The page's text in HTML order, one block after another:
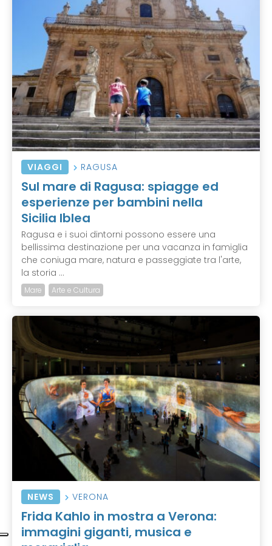
VIAGGI RAGUSA
Sul mare di Ragusa: spiagge ed
esperienze per bambini nella
Sicilia Iblea
Ragusa e i suoi dintorni possono essere una
bellissima destinazione per una vacanza in famiglia
che coniuga mare, natura e passeggiate tra l'arte,
la storia ...
Mare Arte e Cultura
NEWS VERONA
Frida Kahlo in mostra a Verona:
immagini giganti, musica e